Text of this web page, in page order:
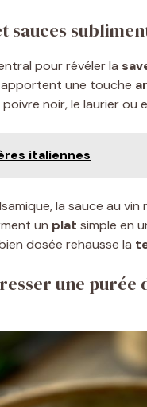
sauces
pour révéler la
apportent une touche
poivre noir, le laurier ou
italiennes
la sauce au
un plat simple en
dosée rehausse la
une purée